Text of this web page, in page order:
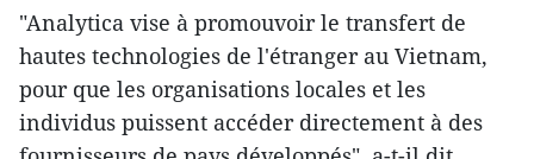
"Analytica vise à promouvoir le transfert de
hautes technologies de l'étranger au Vietnam,
pour que les organisations locales et les
individus puissent accéder directement à des